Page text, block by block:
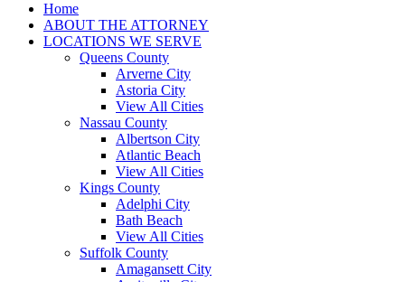
Home
ABOUT THE ATTORNEY
LOCATIONS WE SERVE
Queens County
Arverne City
Astoria City
View All Cities
Nassau County
Albertson City
Atlantic Beach
View All Cities
Kings County
Adelphi City
Bath Beach
View All Cities
Suffolk County
Amagansett City